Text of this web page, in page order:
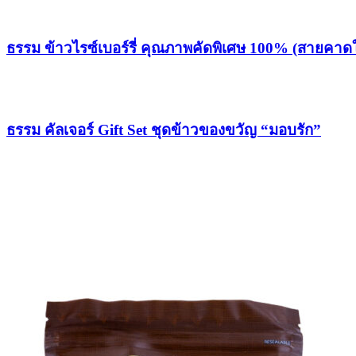
ธรรม ข้าวไรซ์เบอร์รี่ คุณภาพคัดพิเศษ 100% (สายคาด
ธรรม คัลเจอร์ Gift Set ชุดข้าวของขวัญ “มอบรัก”